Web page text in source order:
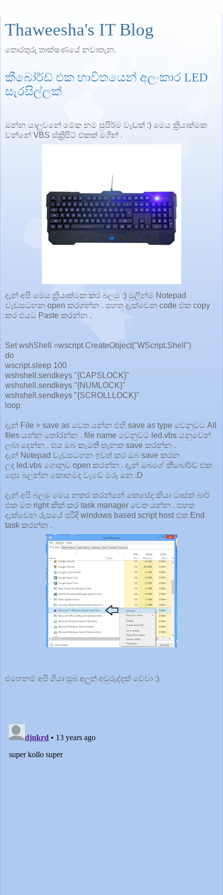
Thaweesha's IT Blog
තොරතුරු තාක්ෂණයේ නවාතැන.
කීබෝර්ඩ් එක භාවිතයෙන් අලංකාර LED
සැරසිල්ලක්
ඔන්න යාලුවනේ මේක නම් සුපිර්ම වැඩක් :) මෙය ක්‍රියාත්මක
වන්නේ VBS ස්ක්‍රිපිට් එකක් මගින් .
දැන් අපි මෙය ක්‍රියාත්මක කර බලමු :) මුලින්ම Notepad
වැඩසටහන open කරගන්න . පහත දැක්වෙන code එක copy
කර එයට Paste කරන්න .
Set wshShell =wscript.CreateObject("WScript.Shell")
do
wscript.sleep 100
wshshell.sendkeys "{CAPSLOCK}"
wshshell.sendkeys "{NUMLOCK}"
wshshell.sendkeys "{SCROLLLOCK}"
loop
දැන් File > save as වෙත යන්න එහි save as type වෙනුවට All
files යන්න තෝරන්න . file name වෙනුවට led.vbs යනුවෙන්
ලබා දෙන්න . එය ඔබ කැමති තැනක save කරන්න .
දැන් Notepad වැඩසටහන ඉවත් කර ඔබ save කරන
ලද led.vbs ගොනුව open කරන්න . දැන් ඔබගේ කීබෝර්ඩ් එක
දෙස බලන්න කොහමද වැඩේ මරු නෙ :D
දැන් අපි බලමු මෙය නතර කරන්නේ කෙසේද කියා ටාස්ක් බාර්
එක මත right කික් කර task manager වෙත යන්න . පහත
දැක්වෙන රුපයේ පරිදි windows based script host එක End
task කරන්න .
එහෙනම් අපි ගියා සුබ අලුත් අවුරුද්දක් වේවා :)